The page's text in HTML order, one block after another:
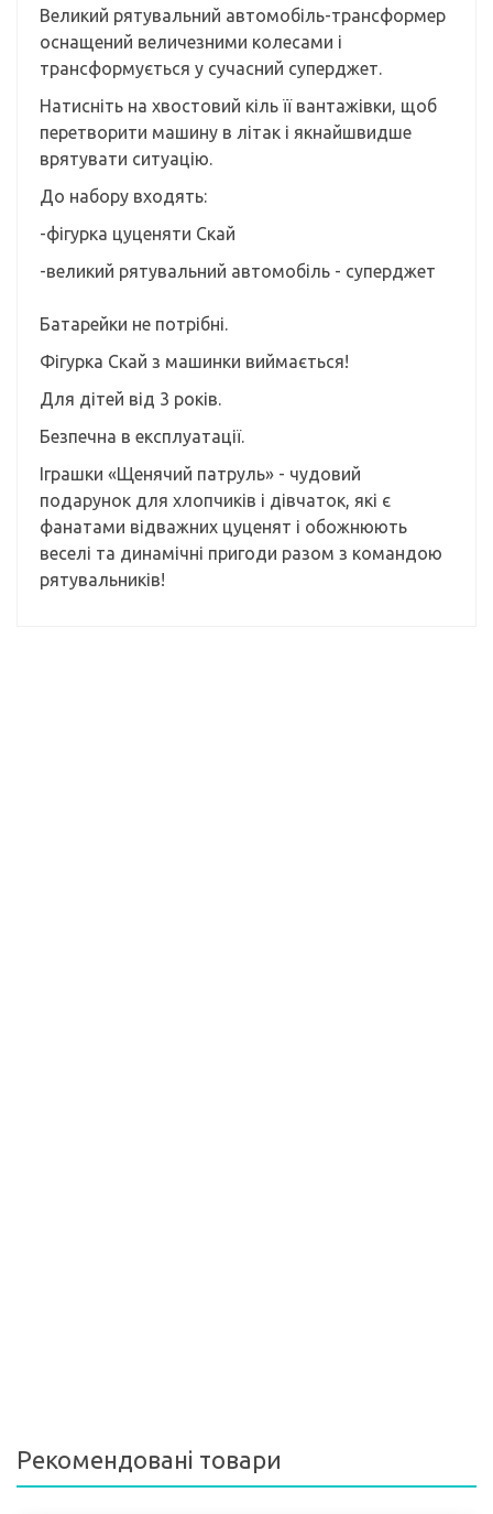
Великий рятувальний автомобіль-трансформер
оснащений величезними колесами і
трансформується у сучасний суперджет.
Натисніть на хвостовий кіль її вантажівки, щоб
перетворити машину в літак і якнайшвидше
врятувати ситуацію.
До набору входять:
-фігурка цуценяти Скай
-великий рятувальний автомобіль - суперджет
Батарейки не потрібні.
Фігурка Скай з машинки виймається!
Для дітей від 3 років.
Безпечна в експлуатації.
Іграшки «Щенячий патруль» - чудовий
подарунок для хлопчиків і дівчаток, які є
фанатами відважних цуценят і обожнюють
веселі та динамічні пригоди разом з командою
рятувальників!
Рекомендовані товари